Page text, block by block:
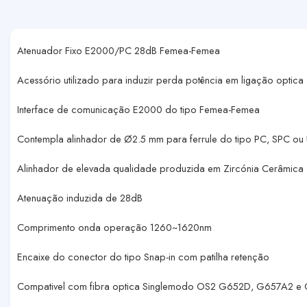
Atenuador Fixo E2000/PC 28dB Femea-Femea
Acessório utilizado para induzir perda potência em ligação optica
Interface de comunicação E2000 do tipo Femea-Femea
Contempla alinhador de Ø2.5 mm para ferrule do tipo PC, SPC ou
Alinhador de elevada qualidade produzida em Zircónia Cerâmica
Atenuação induzida de 28dB
Comprimento onda operação 1260~1620nm
Encaixe do conector do tipo Snap-in com patilha retenção
Compativel com fibra optica Singlemodo OS2 G652D, G657A2 e